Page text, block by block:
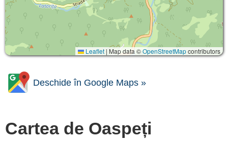
Leaflet | Map data ©OpenStreetMapcontributors
Deschide în Google Maps »
Cartea de Oaspeți